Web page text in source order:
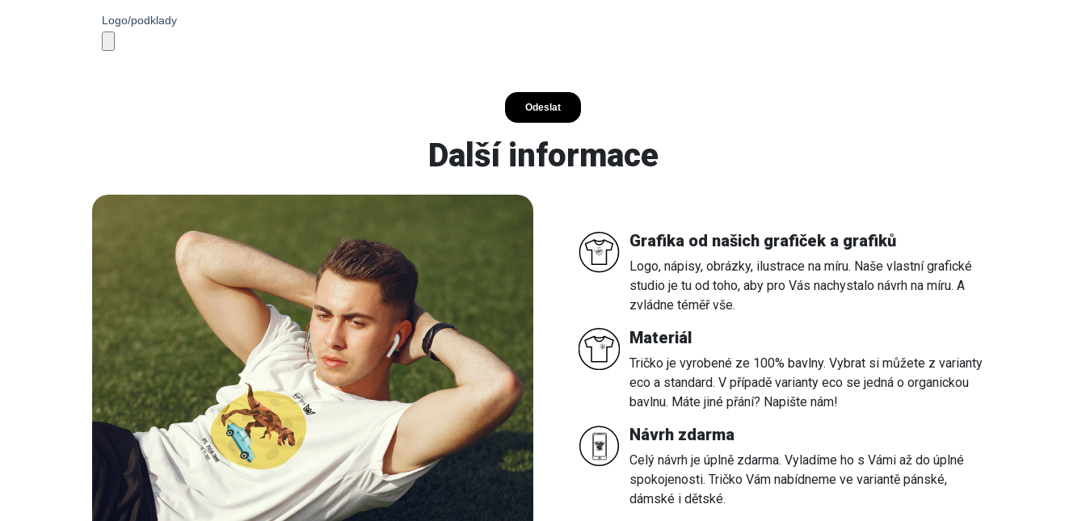
Další informace
Grafika od našich grafiček a grafiků
Logo, nápisy, obrázky, ilustrace na míru. Naše vlastní grafické
studio je tu od toho, aby pro Vás nachystalo návrh na míru. A
zvládne téměř vše.
Materiál
Tričko je vyrobené ze 100% bavlny. Vybrat si můžete z varianty
eco a standard. V případě varianty eco se jedná o organickou
bavlnu. Máte jiné přání? Napište nám!
Návrh zdarma
Celý návrh je úplně zdarma. Vyladíme ho s Vámi až do úplné
spokojenosti. Tričko Vám nabídneme ve variantě pánské,
dámské i dětské.